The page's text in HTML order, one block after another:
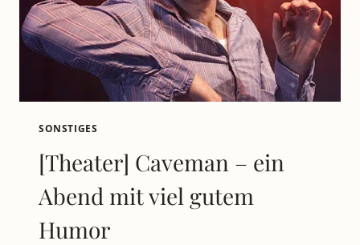
SONSTIGES
[Theater] Caveman – ein
Abend mit viel gutem
Humor